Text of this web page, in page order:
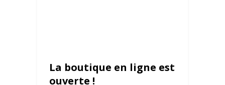
La boutique en ligne est
ouverte !